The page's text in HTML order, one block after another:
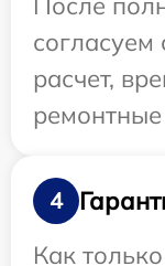
расчет,
4
Как